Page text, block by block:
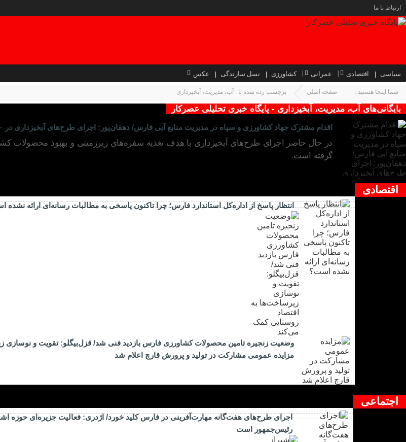
ارتباط با ما
سیاسی اقتصادی عمرانی کشاورزی نسل سازندگی عکس
شما اینجا هستید : صفحه اصلی برچسب زده شده با : آب، مدیریت، آبخیزداری
بایگانی‌های آب، مدیریت، آبخیزداری - پایگاه خبری تحلیلی عصرکار
اقدام مشترک جهاد کشاورزی و سپاه در مدیریت منابع آبی فارس/ دهقان‌پور: اجرای طرح‌های آبخیزداری در ۹۲۰ هزار هکتار از اراضی کشاورزی خواهد بود
گرفته است.
اقتصادی
انتظار پاسخ از اداره‌کل استاندارد فارس؛ چرا تاکنون پاسخی به مطالبات رسانه‌ای ارائه نشده
وضعیت زنجیره تامین محصولات کشاورزی فارس بازدید فنی شد/ قزل‌بیگلو: تقویت و نوسازی
مزایده عمومی مشارکت در تولید و پرورش قارچ اعلام شد
اجتماعی
اجرای طرح‌های هفت‌گانه مهارت‌آفرینی در فارس کلید خورد/ اژدری: فعالیت جزیره‌‌ای حوزه
رئیس‌جمهور است